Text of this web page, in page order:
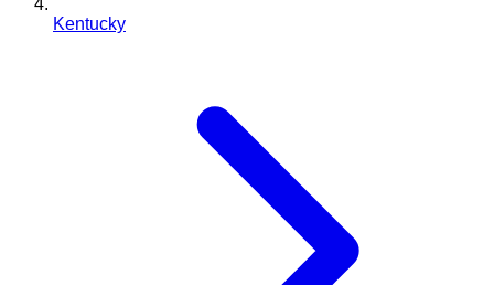
Kentucky